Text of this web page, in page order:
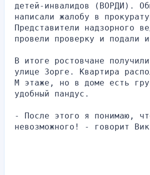
детей-инвалидов (ВОРДИ).
написали жалобу в
Представители надзорного
провели проверку и подали
В итоге ростовчане
улице Зорге. Квартира
М этаже, но в доме есть
удобный пандус.
- После этого я понимаю,
невозможного! - говорит